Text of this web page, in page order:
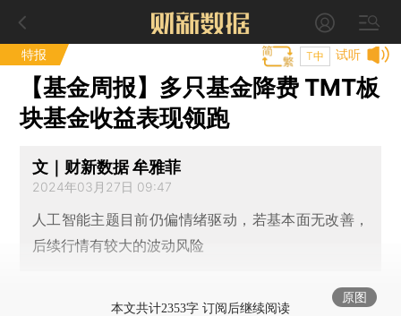
特报 试听
T中
【基金周报】多只基金降费 TMT板
块基金收益表现领跑
文｜财新数据 牟雅菲
2024年03月27日 09:47
人工智能主题目前仍偏情绪驱动，若基本面无改善，
后续行情有较大的波动风险
原图
本文共计2353字 订阅后继续阅读